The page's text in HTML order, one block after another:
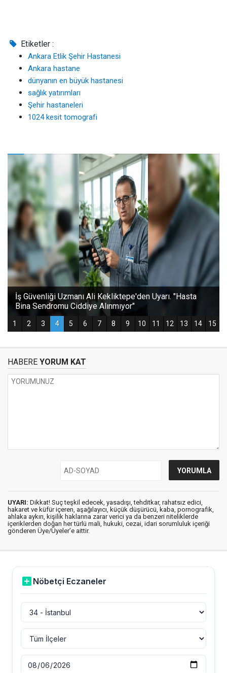
Etiketler :
Ankara Etlik Şehir Hastanesi
Ankara hastane
dünyanın en büyük hastanesi
sağlık yatırımları
Şehir hastaneleri
1024 kesit tomografi
HABERE YORUM KAT
UYARI: Dikkat! Suç teşkil edecek, yasadışı, tehditkar, rahatsız edici,
hakaret ve küfür içeren, aşağılayıcı, küçük düşürücü, kaba, pornografik,
ahlaka aykırı, kişilik haklarına zarar verici ya da benzeri niteliklerde
içeriklerden doğan her türlü mali, hukuki, cezai, idari sorumluluk içeriği
gönderen Üye/Üyeler’e aittir.